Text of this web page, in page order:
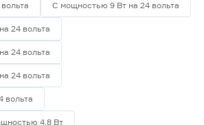
С мощностью 9 Вт на 24 вольта
24 вольта
24 вольта
24 вольта
вольта
4.8 Вт